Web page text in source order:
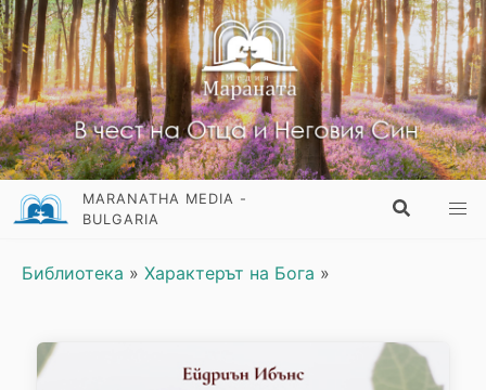
MARANATHA MEDIA -
BULGARIA
Библиотека » Характерът на Бога »